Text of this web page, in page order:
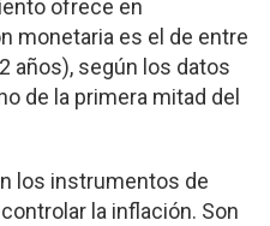
ofrece en
monetaria es el de entre
años), según los datos
de la primera mitad del
los instrumentos de
la inflación. Son